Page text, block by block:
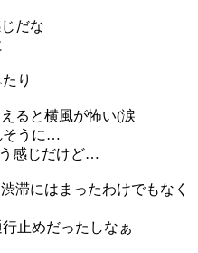
だな
り
ると横風が怖い(涙
そうに…
感じだけど…
滞にはまったわけでもなく
止めだったしなぁ